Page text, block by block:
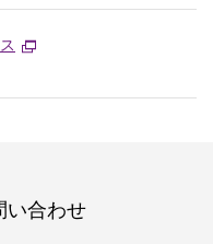
い合わせ